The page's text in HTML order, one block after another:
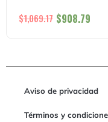
$1,069.17 $908.79
Aviso de privacidad
Términos y